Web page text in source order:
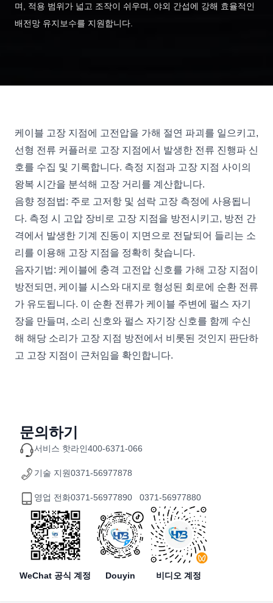
며, 적용 범위가 넓고 조작이 쉬우며, 야외 간섭에 강해 효율적인
배전망 유지보수를 지원합니다.
케이블 고장 지점에 고전압을 가해 절연 파괴를 일으키고,
선형 전류 커플러로 고장 지점에서 발생한 전류 진행파 신
호를 수집 및 기록합니다. 측정 지점과 고장 지점 사이의
왕복 시간을 분석해 고장 거리를 계산합니다.
음향 정점법: 주로 고저항 및 섬락 고장 측정에 사용됩니
다. 측정 시 고압 장비로 고장 지점을 방전시키고, 방전 간
격에서 발생한 기계 진동이 지면으로 전달되어 들리는 소
리를 이용해 고장 지점을 정확히 찾습니다.
음자기법: 케이블에 충격 고전압 신호를 가해 고장 지점이
방전되면, 케이블 시스와 대지로 형성된 회로에 순환 전류
가 유도됩니다. 이 순환 전류가 케이블 주변에 펄스 자기
장을 만들며, 소리 신호와 펄스 자기장 신호를 함께 수신
해 해당 소리가 고장 지점 방전에서 비롯된 것인지 판단하
고 고장 지점이 근처임을 확인합니다.
문의하기
서비스 핫라인400-6371-066
기술 지원0371-56977878
영업 전화0371-56977890 0371-56977880
WeChat 공식 계정 Douyin 비디오 계정